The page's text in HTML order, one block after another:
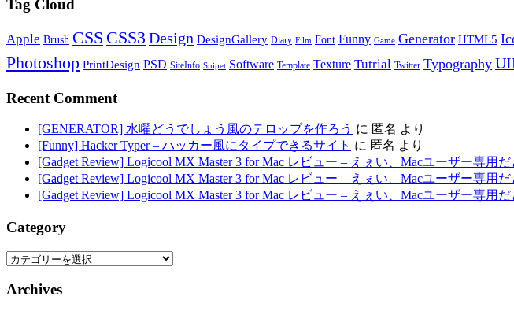
Tag Cloud
Apple Brush CSS CSS3 Design DesignGallery Diary Film Font Funny Game Generator HTML5
Photoshop PrintDesign PSD SiteInfo Snipet Software Template Texture Tutrial Twitter Typography
Recent Comment
[GENERATOR] 水曜どうでしょう風のテロップを作ろう に 匿名 より
[Funny] Hacker Typer – ハッカー風にタイプできるサイト に 匿名 より
[Gadget Review] Logicool MX Master 3 for Mac レビュー – えぇい、Macユーザー専用だ
[Gadget Review] Logicool MX Master 3 for Mac レビュー – えぇい、Macユーザー専用だ
[Gadget Review] Logicool MX Master 3 for Mac レビュー – えぇい、Macユーザー専用だ
Category
Category
Archives